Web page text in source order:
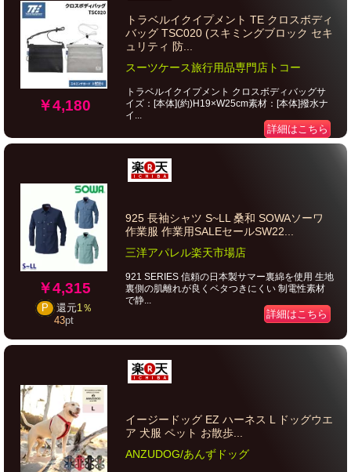
￥4,180
トラベルイクイプメント TE クロスボディ
バッグ TSC020 (スキミングブロック セキ
ュリティ 防...
スーツケース旅行用品専門店トコー
トラベルイクイプメント クロスボディバッグサ
イズ：[本体](約)H19×W25cm素材：[本体]撥水ナ
イ...
詳細はこちら
￥4,315
P 還元1％
43pt
925 長袖シャツ S~LL 桑和 SOWAソーワ
作業服 作業用SALEセールSW22...
三洋アパレル楽天市場店
921 SERIES 信頼の日本製サマー裏綿を使用 生地
裏側の肌離れが良くベタつきにくい 制電性素材
で静...
詳細はこちら
イージードッグ EZ ハーネス L ドッグウエ
ア 犬服 ペット お散歩...
ANZUDOG/あんずドッグ